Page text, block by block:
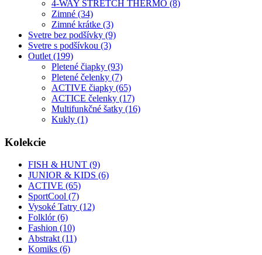
4-WAY STRETCH THERMO (8)
Zimné (34)
Zimné krátke (3)
Svetre bez podšívky (9)
Svetre s podšívkou (3)
Outlet (199)
Pletené čiapky (93)
Pletené čelenky (7)
ACTIVE čiapky (65)
ACTICE čelenky (17)
Multifunkčné šatky (16)
Kukly (1)
Kolekcie
FISH & HUNT (9)
JUNIOR & KIDS (6)
ACTIVE (65)
SportCool (7)
Vysoké Tatry (12)
Folklór (6)
Fashion (10)
Abstrakt (11)
Komiks (6)